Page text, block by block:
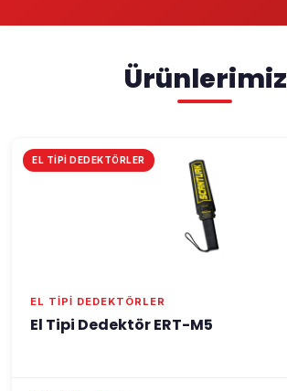
Ürünlerimiz
EL TIPI DEDEKTÖRLER
EL TIPI DEDEKTÖRLER
El Tipi Dedektör ERT-M5